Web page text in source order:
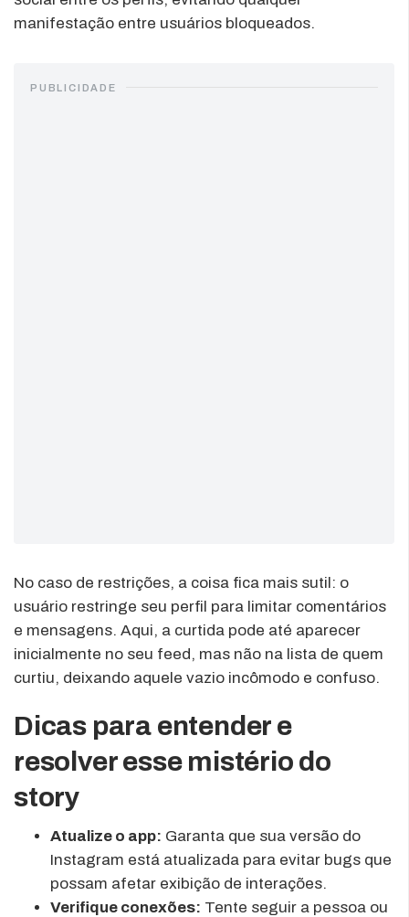
manifestação entre usuários bloqueados.
PUBLICIDADE
No caso de restrições, a coisa fica mais sutil: o
usuário restringe seu perfil para limitar comentários
e mensagens. Aqui, a curtida pode até aparecer
inicialmente no seu feed, mas não na lista de quem
curtiu, deixando aquele vazio incômodo e confuso.
Dicas para entender e
resolver esse mistério do
story
Atualize o app: Garanta que sua versão do
Instagram está atualizada para evitar bugs que
possam afetar exibição de interações.
Verifique conexões: Tente seguir a pessoa ou